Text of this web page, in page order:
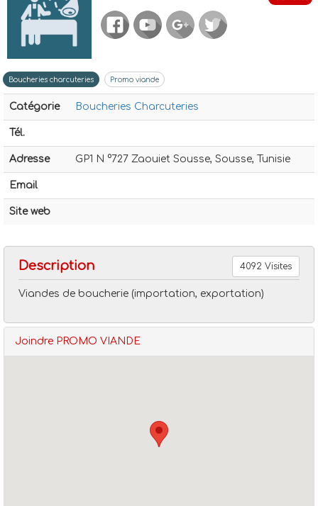
Boucheries charcuteries
Catégorie Boucheries Charcuteries
Tél.
Adresse GP1 N °727 Zaouiet Sousse, Sousse, Tunisie
Email
Site web
Description 4092 Visites
Viandes de boucherie (importation, exportation)
Joindre PROMO VIANDE